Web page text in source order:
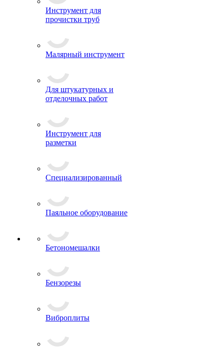
Инструмент для
прочистки труб
Малярный инструмент
Для штукатурных и
отделочных работ
Инструмент для
разметки
Специализированный
Паяльное оборудование
Бетономешалки
Бензорезы
Виброплиты